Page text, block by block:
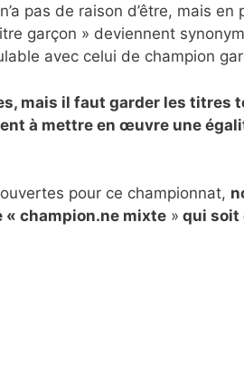
pas de raison d’être, mais
garçon » deviennent
avec celui de champion
mais il faut garder les titres
à mettre en œuvre une
pour ce championnat,
« champion.ne mixte» qui soit